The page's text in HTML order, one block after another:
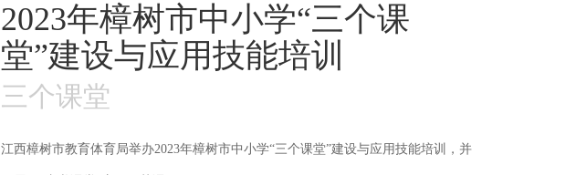
2023年樟树市中小学“三个课
堂”建设与应用技能培训
三个课堂
江西樟树市教育体育局举办2023年樟树市中小学“三个课堂”建设与应用技能培训，并